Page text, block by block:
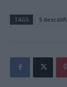
TAGS 5